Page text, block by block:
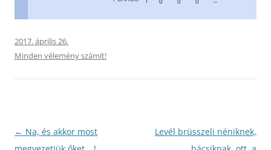
0 0 0 --
2017. április 26.
Minden vélemény számít!
Bejegyzés
← Na, és akkor most
Levél brüsszeli néniknek,